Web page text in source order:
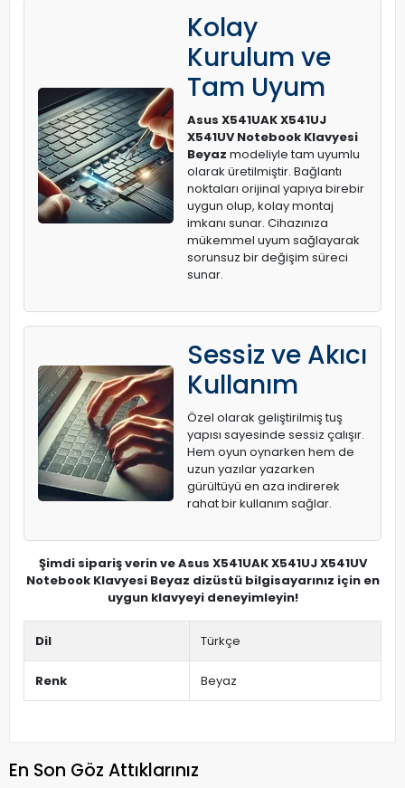
Kolay
Kurulum ve
Tam Uyum
Asus X541UAK X541UJ
X541UV Notebook Klavyesi
Beyaz modeliyle tam uyumlu
olarak üretilmiştir. Bağlantı
noktaları orijinal yapıya birebir
uygun olup, kolay montaj
imkanı sunar. Cihazınıza
mükemmel uyum sağlayarak
sorunsuz bir değişim süreci
sunar.
Sessiz ve Akıcı
Kullanım
Özel olarak geliştirilmiş tuş
yapısı sayesinde sessiz çalışır.
Hem oyun oynarken hem de
uzun yazılar yazarken
gürültüyü en aza indirerek
rahat bir kullanım sağlar.
Şimdi sipariş verin ve Asus X541UAK X541UJ X541UV
Notebook Klavyesi Beyaz dizüstü bilgisayarınız için en
uygun klavyeyi deneyimleyin!
Dil Türkçe
Renk Beyaz
En Son Göz Attıklarınız